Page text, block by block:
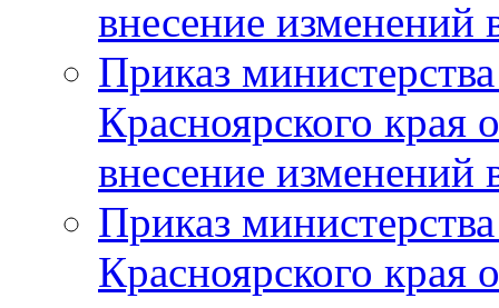
внесение изменений
Приказ
Красноярского
внесение изменений
Приказ
Красноярского